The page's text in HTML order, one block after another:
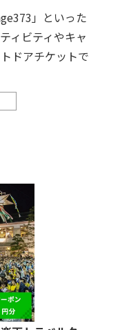
」といった
ィビティやキャ
ドアチケットで